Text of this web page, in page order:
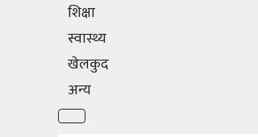
शिक्षा
स्वास्थ्य
खेलकुद
अन्य